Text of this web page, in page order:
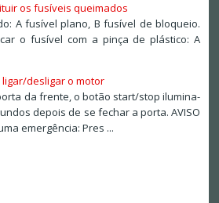
os fusíveis queimados
A fusível plano, B fusível de bloqueio.
o fusível com a pinça de plástico: A
desligar o motor
da frente, o botão start/stop ilumina-
depois de se fechar a porta. AVISO
emergência: Pres ...